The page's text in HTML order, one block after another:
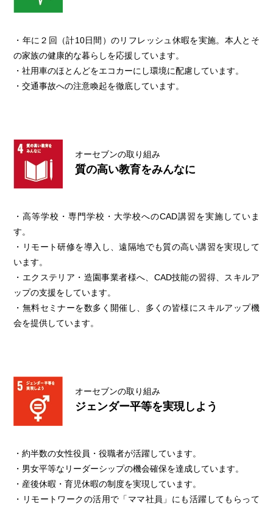
・年に２回（計10日間）のリフレッシュ休暇を実施。本人とそ
の家族の健康的な暮らしを応援しています。
・社用車のほとんどをエコカーにし環境に配慮しています。
・交通事故への注意喚起を徹底しています。
オーセブンの取り組み
質の高い教育をみんなに
・高等学校・専門学校・大学校へのCAD講習を実施していま
す。
・リモート研修を導入し、遠隔地でも質の高い講習を実現して
います。
・エクステリア・造園事業者様へ、CAD技能の習得、スキルア
ップの支援をしています。
・無料セミナーを数多く開催し、多くの皆様にスキルアップ機
会を提供しています。
オーセブンの取り組み
ジェンダー平等を実現しよう
・約半数の女性役員・役職者が活躍しています。
・男女平等なリーダーシップの機会確保を達成しています。
・産後休暇・育児休暇の制度を実現しています。
・リモートワークの活用で「ママ社員」にも活躍してもらって